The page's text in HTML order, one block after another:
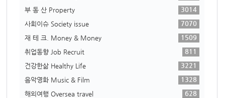
부 동 산 Property
3014
사회이슈 Society issue
7070
재 테 크. Money & Money
1509
취업동향 Job Recruit
811
건강한삶 Healthy Life
3221
음악영화 Music & Film
1328
해외여행 Oversea travel
628